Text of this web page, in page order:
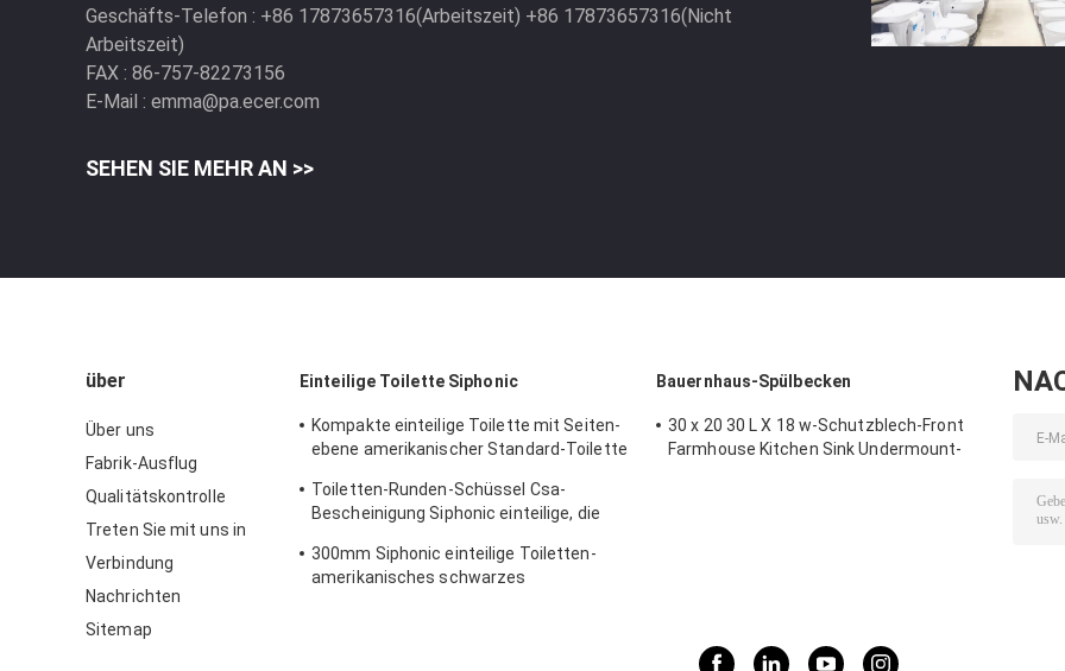
Geschäfts-Telefon : +86 17873657316(Arbeitszeit) +86 17873657316(Nicht
Arbeitszeit)
FAX : 86-757-82273156
E-Mail : emma@pa.ecer.com
SEHEN SIE MEHR AN >>
über
Über uns
Fabrik-Ausflug
Qualitätskontrolle
Treten Sie mit uns in
Verbindung
Nachrichten
Sitemap
Einteilige Toilette Siphonic
Kompakte einteilige Toilette mit Seiten-
ebene amerikanischer Standard-Toilette
Toiletten-Runden-Schüssel Csa-
Bescheinigung Siphonic einteilige, die
300mm Siphonic einteilige Toiletten-
amerikanisches schwarzes
Bauernhaus-Spülbecken
30 x 20 30 L X 18 w-Schutzblech-Front
Farmhouse Kitchen Sink Undermount-